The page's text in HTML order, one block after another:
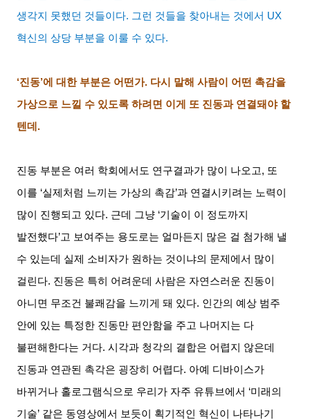
생각지 못했던 것들이다. 그런 것들을 찾아내는 것에서 UX
혁신의 상당 부분을 이룰 수 있다.
‘진동’에 대한 부분은 어떤가. 다시 말해 사람이 어떤 촉감을
가상으로 느낄 수 있도록 하려면 이게 또 진동과 연결돼야 할
텐데 .
진동 부분은 여러 학회에서도 연구결과가 많이 나오고, 또
이를 ‘실제처럼 느끼는 가상의 촉감’과 연결시키려는 노력이
많이 진행되고 있다. 근데 그냥 ‘기술이 이 정도까지
발전했다’고 보여주는 용도로는 얼마든지 많은 걸 첨가해 낼
수 있는데 실제 소비자가 원하는 것이냐의 문제에서 많이
걸린다. 진동은 특히 어려운데 사람은 자연스러운 진동이
아니면 무조건 불쾌감을 느끼게 돼 있다. 인간의 예상 범주
안에 있는 특정한 진동만 편안함을 주고 나머지는 다
불편해한다는 거다.시각과 청각의 결합은 어렵지 않은데
진동과 연관된 촉각은 굉장히 어렵다. 아예 디바이스가
바뀌거나 홀로그램식으로 우리가 자주 유튜브에서 ‘미래의
기술’ 같은 동영상에서 보듯이 획기적인 혁신이 나타나기